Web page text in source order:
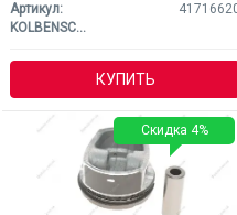
Артикул:
KOLBENSCHMIDT
КУПИТЬ
Скидка 4%